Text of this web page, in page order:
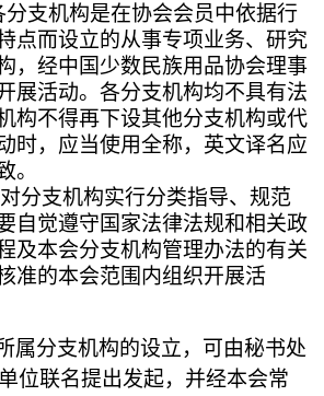
分支机构是在协会会员中依据行
点而设立的从事专项业务、研究
，经中国少数民族用品协会理事
展活动。各分支机构均不具有法
构不得再下设其他分支机构或代
时，应当使用全称，英文译名应
。
分支机构实行分类指导、规范
自觉遵守国家法律法规和相关政
及本会分支机构管理办法的有关
准的本会范围内组织开展活
属分支机构的设立，可由秘书处
位联名提出发起，并经本会常